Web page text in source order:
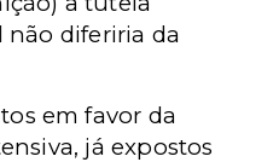
diferiria da
em favor da
já expostos